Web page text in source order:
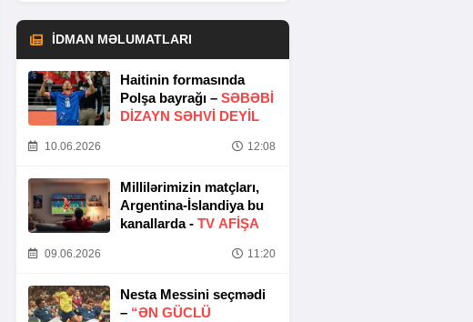
İDMAN MƏLUMATLARI
Haitinin formasında
Polşa bayrağı – SƏBƏBI
DIZAYN SƏHVI DEYIL
10.06.2026 12:08
Millilərimizin matçları,
Argentina-İslandiya bu
kanallarda - TV AFİŞA
09.06.2026 11:20
Nesta Messini seçmədi
– “ƏN GÜCLÜ